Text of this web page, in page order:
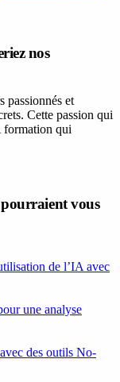
nos
passionnés et
Cette passion qui
formation qui
pourraient vous
de l’IA avec
une analyse
des outils No-